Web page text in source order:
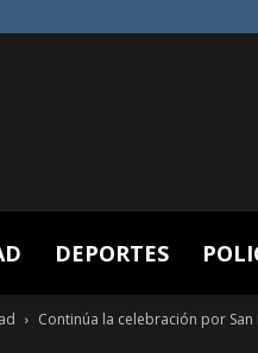
DEPORTES
Continúa la celebración por San